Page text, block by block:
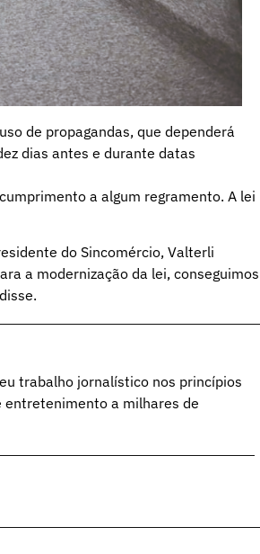
de propagandas, que dependerá
dias antes e durante datas
a algum regramento. A lei
do Sincomércio, Valterli
a modernização da lei, conseguimos
trabalho jornalístico nos princípios
a milhares de